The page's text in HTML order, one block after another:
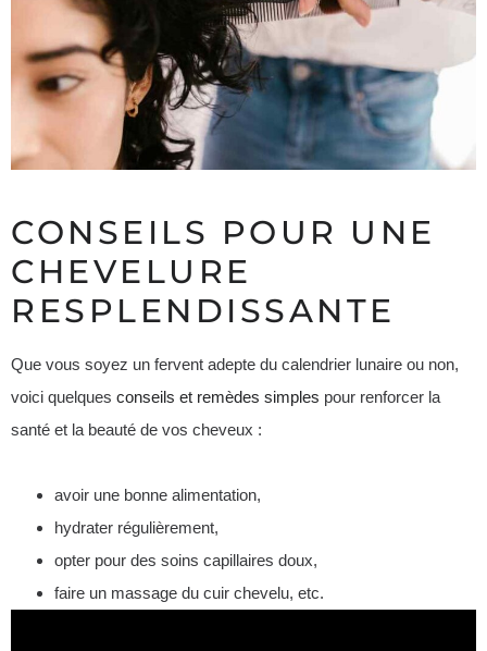
CONSEILS POUR UNE
CHEVELURE
RESPLENDISSANTE
Que vous soyez un fervent adepte du calendrier lunaire ou non,
voici quelques conseils et remèdes simples pour renforcer la
santé et la beauté de vos cheveux :
avoir une bonne alimentation,
hydrater régulièrement,
opter pour des soins capillaires doux,
faire un massage du cuir chevelu, etc.